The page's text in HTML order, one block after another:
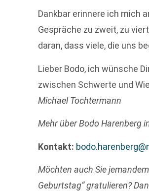
Dankbar erinnere ich mich
Gespräche zu zweit, zu
daran, dass viele, die uns
Lieber Bodo, ich wünsche
zwischen Schwerte und
Michael Tochtermann
Mehr über Bodo Harenberg
Kontakt:
Möchten auch Sie
Geburtstag“ gratulieren?